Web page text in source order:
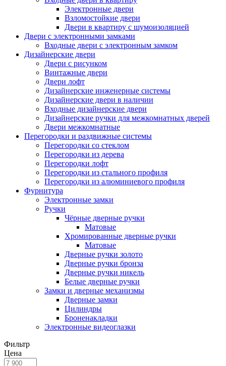
Электронные двери
Взломостойкие двери
Двери в квартиру с шумоизоляцией
Двери с электронными замками
Входные двери с электронным замком
Дизайнерские двери
Двери с рисунком
Винтажные двери
Двери лофт
Дизайнерские инженерные системы
Дизайнерские двери в наличии
Входные дизайнерские двери
Дизайнерские ручки для межкомнатных дверей
Двери межкомнатные
Перегородки и раздвижные системы
Перегородки со стеклом
Перегородки из дерева
Перегородки лофт
Перегородки из стального профиля
Перегородки из алюминиевого профиля
Фурнитура
Электронные замки
Ручки
Чёрные дверные ручки
Матовые
Хромированные дверные ручки
Матовые
Дверные ручки золото
Дверные ручки бронза
Дверные ручки никель
Белые дверные ручки
Замки и дверные механизмы
Дверные замки
Цилиндры
Броненакладки
Электронные видеоглазки
Фильтр
Цена